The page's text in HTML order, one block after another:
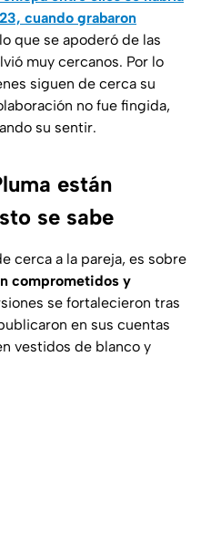
cuando grabaron
que se apoderó de las
muy cercanos. Por lo
siguen de cerca su
no fue fingida,
su sentir.
están
se sabe
cerca a la pareja, es sobre
comprometidos y
se fortalecieron tras
en sus cuentas
vestidos de blanco y